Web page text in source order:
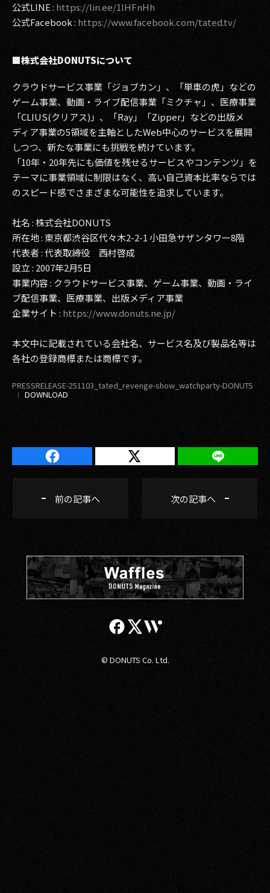
公式LINE : https://lin.ee/1lHFnHh
公式Facebook : https://www.facebook.com/tated.tv/
■株式会社DONUTSについて
クラウドサービス事業「ジョブカン」、「単車の虎」などの
ゲーム事業、動画・ライブ配信事業「ミクチャ」、医療事業
「CLIUS(クリアス)」、「Ray」「Zipper」などの出版メ
ディア事業の5領域を主軸としたWeb中心のサービスを展開
しつつ、新たな事業にも挑戦を続けています。
「10年・20年先にも価値を残せるサービスやコンテンツ」を
テーマに事業領域に制限はなく、高い自己資本比率ならでは
のスピード感でさまざまな可能性を追求しています。
社名 : 株式会社DONUTS
所在地 : 東京都渋谷区代々木2-2-1 小田急サザンタワー8階
代表者 : 代表取締役 西村啓成
設立 : 2007年2月5日
事業内容 : クラウドサービス事業、ゲーム事業、動画・ライ
ブ配信事業、医療事業、出版メディア事業
企業サイト : https://www.donuts.ne.jp/
本文中に記載されている会社名、サービス名及び製品名等は
各社の登録商標または商標です。
PRESSRELEASE-251103_tated_revenge-show_watchparty-DONUTS
前の記事へ 次の記事へ
© DONUTS Co. Ltd.